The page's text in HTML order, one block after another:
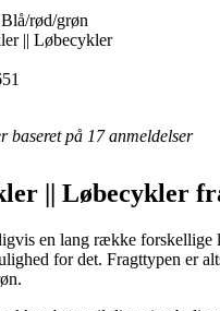
rød/grøn
|| Løbecykler
baseret på 17anmeldelser
|| Løbecykler
en lang række
for det. Fragttypen er